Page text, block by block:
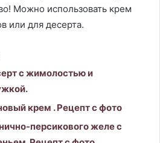
Можно использовать крем
или для десерта.
с жимолостью и
крем . Рецепт с фото
персикового желе с